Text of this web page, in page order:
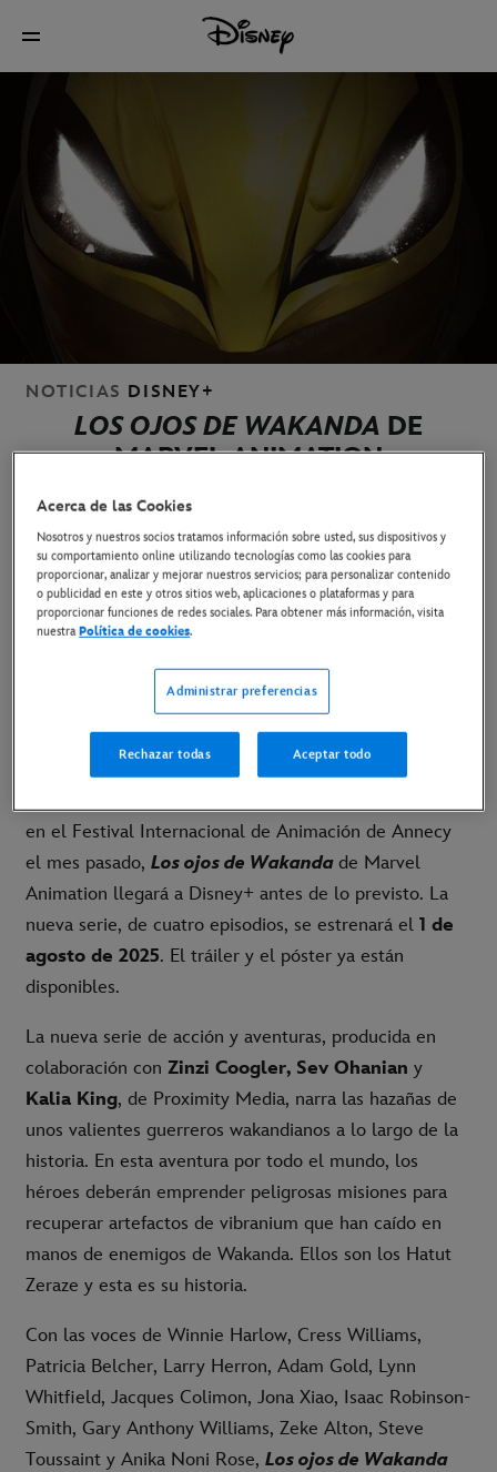
NOTICIAS DISNEY+
LOS OJOS DE WAKANDA DE
MARVEL ANIMATION
EL 1 DE AGOSTO
31 de julio de 2025
[LINK AL MATERIAL DISPONIBLE]
en el Festival Internacional de Animación de Annecy
el mes pasado, Los ojos de Wakanda de Marvel
Animation llegará a Disney+ antes de lo previsto. La
nueva serie, de cuatro episodios, se estrenará el 1 de
agosto de 2025. El tráiler y el póster ya están
disponibles.
La nueva serie de acción y aventuras, producida en
colaboración con Zinzi Coogler, Sev Ohanian y
Kalia King, de Proximity Media, narra las hazañas de
unos valientes guerreros wakandianos a lo largo de la
historia. En esta aventura por todo el mundo, los
héroes deberán emprender peligrosas misiones para
recuperar artefactos de vibranium que han caído en
manos de enemigos de Wakanda. Ellos son los Hatut
Zeraze y esta es su historia.
Con las voces de Winnie Harlow, Cress Williams,
Patricia Belcher, Larry Herron, Adam Gold, Lynn
Whitfield, Jacques Colimon, Jona Xiao, Isaac Robinson-
Smith, Gary Anthony Williams, Zeke Alton, Steve
Toussaint y Anika Noni Rose, Los ojos de Wakanda
Acerca de las Cookies
Nosotros y nuestros socios tratamos información sobre usted, sus dispositivos y
su comportamiento online utilizando tecnologías como las cookies para
proporcionar, analizar y mejorar nuestros servicios; para personalizar contenido
o publicidad en este y otros sitios web, aplicaciones o plataformas y para
proporcionar funciones de redes sociales. Para obtener más información, visita
nuestraPolítica de cookies.
Administrar preferencias
Rechazar todas Aceptar todo